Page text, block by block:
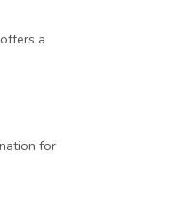
a
for